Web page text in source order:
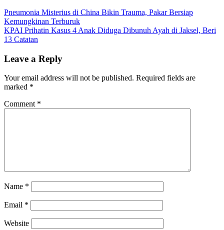
Post
navigation
Pneumonia Misterius di China Bikin Trauma, Pakar Bersiap
Kemungkinan Terburuk
KPAI Prihatin Kasus 4 Anak Diduga Dibunuh Ayah di Jaksel, Beri
13 Catatan
Leave a Reply
Your email address will not be published. Required fields are
marked *
Comment *
Name *
Email *
Website